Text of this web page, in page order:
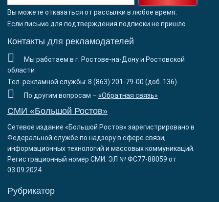
Вы можете отказаться от рассылки в любое время.
Если письмо для подтверждения подписки не пришло
Контакты для рекламодателей
Мы работаем в г. Ростове-на-Дону и Ростовской
области
Тел. рекламной службы: 8 (863) 201-79-00 (доб. 136)
По другим вопросам – «Обратная связь»
СМИ «Большой Ростов»
Сетевое издание «Большой Ростов» зарегистрировано в
Федеральной службе по надзору в сфере связи,
информационных технологий и массовых коммуникаций.
Регистрационный номер СМИ: ЭЛ № ФС77-88059 от
03.09.2024
Рубрикатор